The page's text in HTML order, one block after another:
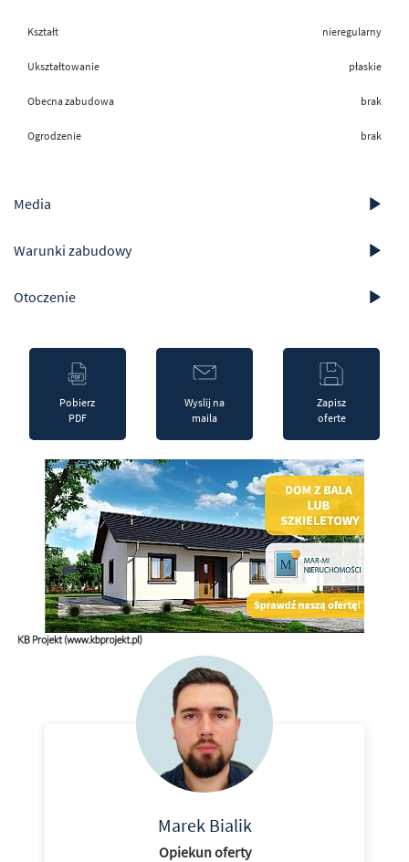
Kształt nieregularny
Ukształtowanie płaskie
Obecna zabudowa brak
Ogrodzenie brak
Media
Warunki zabudowy
Otoczenie
Pobierz
PDF
Wyslij na
maila
Zapisz
oferte
Marek Bialik
Opiekun oferty